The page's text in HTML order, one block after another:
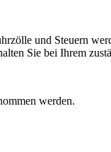
und Steuern
Sie bei Ihrem
werden.